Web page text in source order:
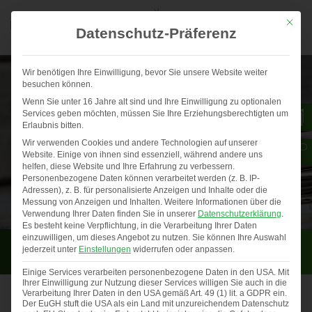
Presseinfo
Mit
Datenschutz-Präferenz
Wir benötigen Ihre Einwilligung, bevor Sie unsere Website weiter
besuchen können.
Wenn Sie unter 16 Jahre alt sind und Ihre Einwilligung zu optionalen
Services geben möchten, müssen Sie Ihre Erziehungsberechtigten um
Erlaubnis bitten.
Wir verwenden Cookies und andere Technologien auf unserer
Website. Einige von ihnen sind essenziell, während andere uns
helfen, diese Website und Ihre Erfahrung zu verbessern.
Personenbezogene Daten können verarbeitet werden (z. B. IP-
Adressen), z. B. für personalisierte Anzeigen und Inhalte oder die
Messung von Anzeigen und Inhalten. Weitere Informationen über die
Verwendung Ihrer Daten finden Sie in unserer Datenschutzerklärung.
Es besteht keine Verpflichtung, in die Verarbeitung Ihrer Daten
einzuwilligen, um dieses Angebot zu nutzen. Sie können Ihre Auswahl
jederzeit unter Einstellungen widerrufen oder anpassen.
Einige Services verarbeiten personenbezogene Daten in den USA. Mit
Ihrer Einwilligung zur Nutzung dieser Services willigen Sie auch in die
Verarbeitung Ihrer Daten in den USA gemäß Art. 49 (1) lit. a GDPR ein.
Der EuGH stuft die USA als ein Land mit unzureichendem Datenschutz